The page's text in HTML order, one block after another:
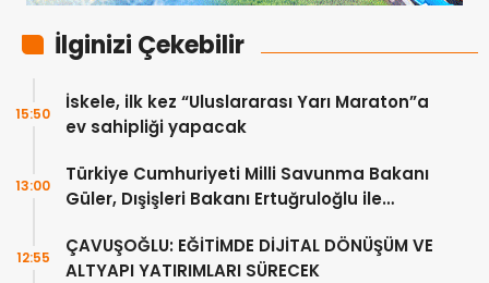
İlginizi Çekebilir
İskele, ilk kez “Uluslararası Yarı Maraton”a
ev sahipliği yapacak
15:50
Türkiye Cumhuriyeti Milli Savunma Bakanı
Güler, Dışişleri Bakanı Ertuğruloğlu ile
13:00
ÇAVUŞOĞLU: EĞİTİMDE DİJİTAL DÖNÜŞÜM VE
ALTYAPI YATIRIMLARI SÜRECEK
12:55